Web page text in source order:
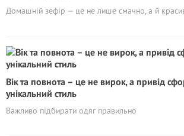
Домашній зефір — це не лише смачно, а й
Вік та повнота – це не вирок, а привід
унікальний стиль
Важливо підбирати одяг правильно